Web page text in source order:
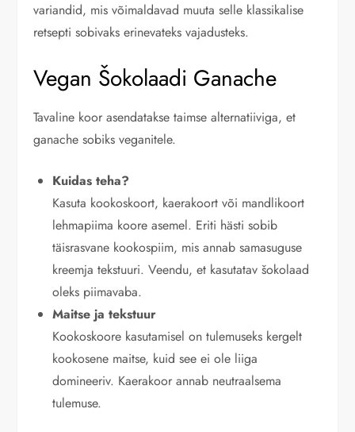
variandid, mis võimaldavad muuta selle klassikalise
retsepti sobivaks erinevateks vajadusteks.
Vegan Šokolaadi Ganache
Tavaline koor asendatakse taimse alternatiiviga, et
ganache sobiks veganitele.
Kuidas teha?
Kasuta kookoskoort, kaerakoort või mandlikoort
lehmapiima koore asemel. Eriti hästi sobib
täisrasvane kookospiim, mis annab samasuguse
kreemja tekstuuri. Veendu, et kasutatav šokolaad
oleks piimavaba.
Maitse ja tekstuur
Kookoskoore kasutamisel on tulemuseks kergelt
kookosene maitse, kuid see ei ole liiga
domineeriv. Kaerakoor annab neutraalsema
tulemuse.